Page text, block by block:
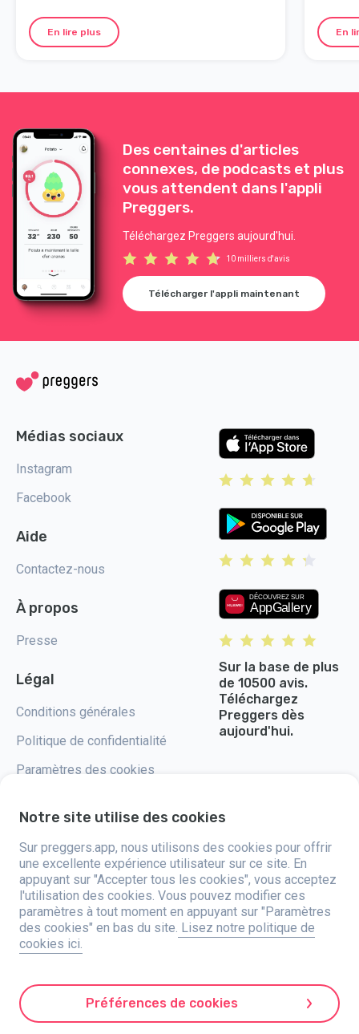
En lire plus
enfant.
En
Des centaines d'articles
connexes, de podcasts et plus
vous attendent dans l'appli
Preggers.
Téléchargez Preggers aujourd'hui.
10 milliers d'avis
Télécharger l'appli maintenant
Médias sociaux
Instagram
Facebook
Aide
Contactez-nous
À propos
Presse
Légal
Conditions générales
Politique de confidentialité
Paramètres des cookies
Sur la base de plus
de 10500 avis.
Téléchargez
Preggers dès
aujourd'hui.
Preggers, lancé par le studio d'applications suédois Stroller AB en 2017, a
pour mission de simplifier la parentalité pour les futurs et jeunes parents
du monde entier. Grâce à une équipe diversifiée et des partenariats avec
des experts, ils ont développé des applications intuitives utilisées par
plus de deux millions de personnes. Preggers propose une expérience 3D
unique, offrant des mises à jour, des conseils et des outils personnalisés
à chaque étape de la grossesse. Il accompagne également les nouveaux
parents avec des conseils pratiques sur les soins aux nourrissons.
Favorisant l'inclusivité, Preggers soutient différentes configurations
confiance. Stroller AB est engagé dans l'innovation et l'élargissement de
ses offres pour répondre aux besoins changeants des parents.
Preggers est une marque déposée de Stroller AB, Kivra : 559106-0909,
Notre site utilise des cookies
Sur preggers.app, nous utilisons des cookies pour offrir
une excellente expérience utilisateur sur ce site. En
appuyant sur "Accepter tous les cookies", vous acceptez
l'utilisation des cookies. Vous pouvez modifier ces
paramètres à tout moment en appuyant sur "Paramètres
des cookies" en bas du site. Lisez notre politique de
cookies ici.
Préférences de cookies